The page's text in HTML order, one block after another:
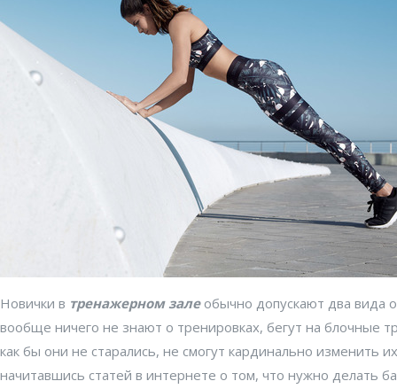
Новички в тренажерном залеобычно допускают два вида
вообще ничего не знают о тренировках, бегут на блочные
как бы они не старались, не смогут кардинально изменить
начитавшись статей в интернете о том, что нужно делать